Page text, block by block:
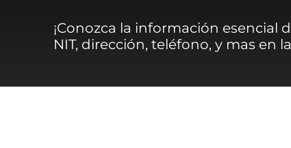
¡Conozca la información esencial
NIT, dirección, teléfono, y mas en